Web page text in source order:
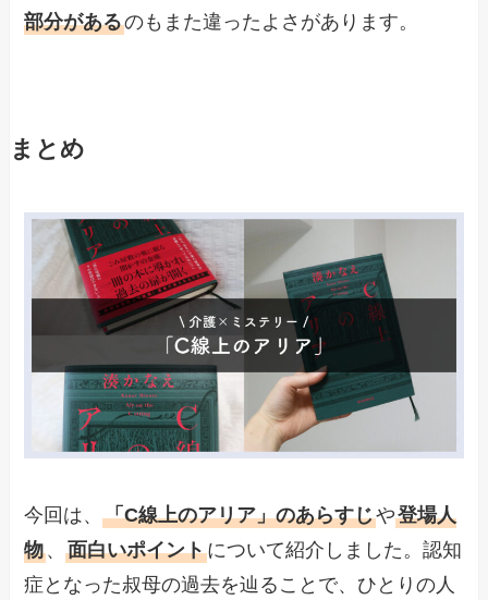
部分があるのもまた違ったよさがあります。
まとめ
今回は、「C線上のアリア」のあらすじや登場人
物、面白いポイントについて紹介しました。認知
症となった叔母の過去を辿ることで、ひとりの人